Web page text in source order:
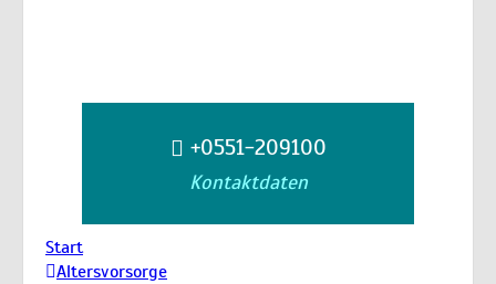
+0551-209100
Kontaktdaten
Start
Altersvorsorge